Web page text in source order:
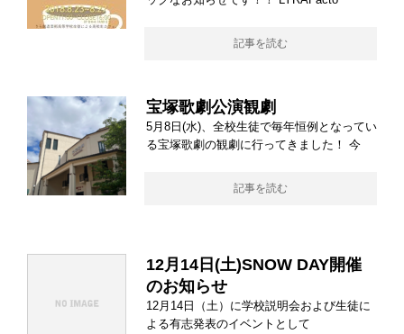
記事を読む
宝塚歌劇公演観劇
5月8日(水)、全校生徒で毎年恒例となってい
る宝塚歌劇の観劇に行ってきました！ 今
記事を読む
12月14日(土)SNOW DAY開催
のお知らせ
12月14日（土）に学校説明会および生徒に
よる有志発表のイベントとして